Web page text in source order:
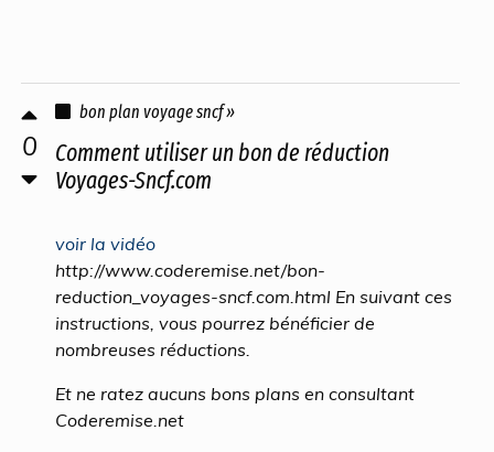
0
bon plan voyage sncf »
Comment utiliser un bon de réduction
Voyages-Sncf.com
voir la vidéo
http://www.coderemise.net/bon-
reduction_voyages-sncf.com.html En suivant ces
instructions, vous pourrez bénéficier de
nombreuses réductions.
Et ne ratez aucuns bons plans en consultant
Coderemise.net